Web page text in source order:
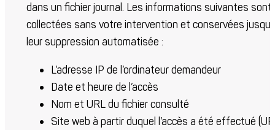
dans un fichier journal. Les informations suivantes sont
collectées sans votre intervention et conservées
leur suppression automatisée :
L’adresse IP de l’ordinateur demandeur
Date et heure de l’accès
Nom et URL du fichier consulté
Site web à partir duquel l’accès a été effectué